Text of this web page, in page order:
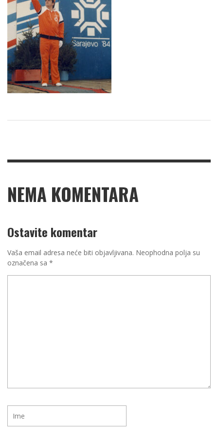
NEMA KOMENTARA
Ostavite komentar
Vaša email adresa neće biti objavljivana. Neophodna polja su
označena sa *